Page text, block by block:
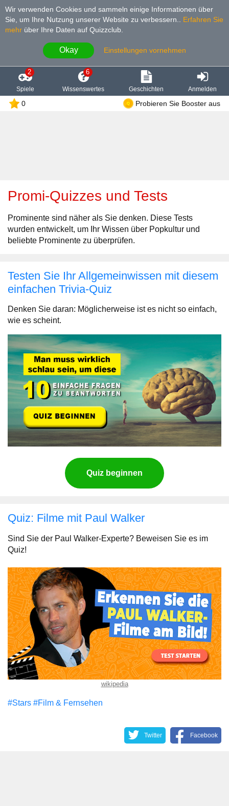
Wir verwenden Cookies und sammeln einige Informationen über
Sie, um Ihre Nutzung unserer Website zu verbessern.
Erfahren Sie
mehr über Ihre Daten auf Quizzclub.
Okay Einstellungen vornehmen
2
Spiele
6
Wissenswertes Geschichten Anmelden
0 Probieren Sie Booster aus
Promi-Quizzes und Tests
Prominente sind näher als Sie denken. Diese Tests
wurden entwickelt, um Ihr Wissen über Popkultur und
beliebte Prominente zu überprüfen.
Testen Sie Ihr Allgemeinwissen mit diesem
einfachen Trivia-Quiz
Denken Sie daran: Möglicherweise ist es nicht so einfach,
wie es scheint.
Quiz beginnen
Quiz: Filme mit Paul Walker
Sind Sie der Paul Walker-Experte? Beweisen Sie es im
Quiz!
wikipedia
#Stars #Film & Fernsehen
Twitter Facebook